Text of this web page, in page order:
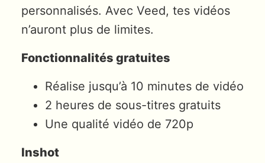
personnalisés. Avec Veed, tes vidéos
n’auront plus de limites.
Fonctionnalités gratuites
Réalise jusqu’à 10 minutes de vidéo
2 heures de sous-titres gratuits
Une qualité vidéo de 720p
Inshot